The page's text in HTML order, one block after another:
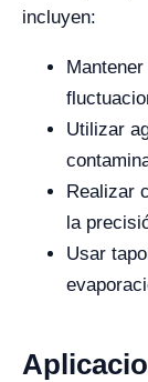
incluyen:
Utilizar
Realizar
la
Usar